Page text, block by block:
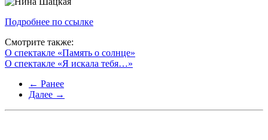
Подробнее по ссылке
Смотрите также:
О спектакле «Память о солнце»
О спектакле «Я искала тебя…»
← Ранее
Далее →